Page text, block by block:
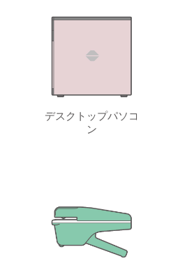
デスクトップパソコ
ン